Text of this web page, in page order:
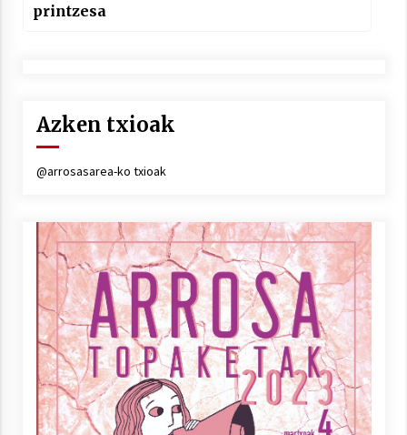
printzesa
Azken txioak
@arrosasarea-ko txioak